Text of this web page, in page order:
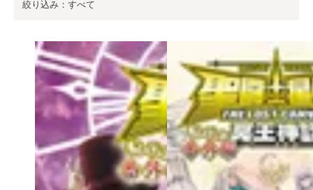
絞り込み：すべて